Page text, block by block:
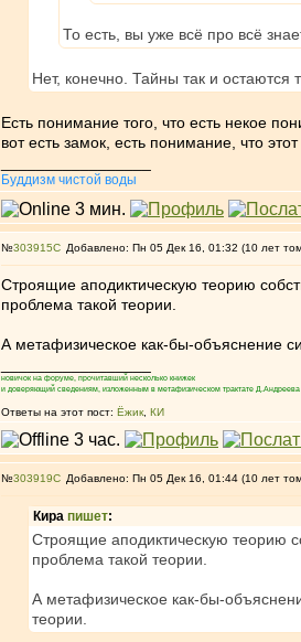
То есть, вы уже всё про всё
Нет, конечно. Тайны так и
Есть понимание того, что есть некое
вот есть замок, есть понимание, что
Буддизм чистой воды
№303915 Добавлено: Пн 05 Дек 16, 01:32 (10 лет
Строящие аподиктическую теорию
проблема такой теории.
А метафизическое как-бы-объяснение
новичок на форуме, прочитавший несколько книжек
и доверяющий сведениям, изложенным в метафизическом трактате
Ответы на этот пост: Ёжик КИ
№303919 Добавлено: Пн 05 Дек 16, 01:44 (10 лет
Кира пишет:
Строящие аподиктическую теорию
проблема такой теории.
А метафизическое как-бы-
теории.